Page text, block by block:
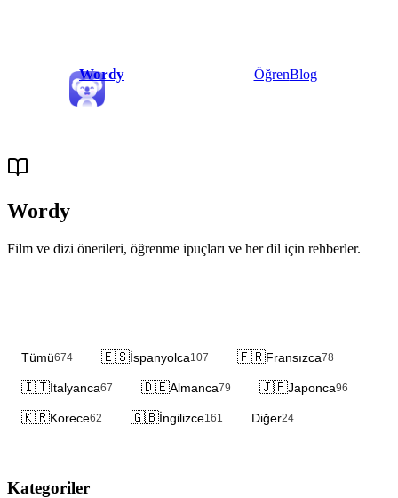
Wordy ÖğrenBlog
Wordy
Film ve dizi önerileri, öğrenme ipuçları ve her dil için rehberler.
Tümü674 🇪🇸İspanyolca107 🇫🇷Fransızca78
🇮🇹İtalyanca67 🇩🇪Almanca79 🇯🇵Japonca96
🇰🇷Korece62 🇬🇧İngilizce161 Diğer24
Kategoriler